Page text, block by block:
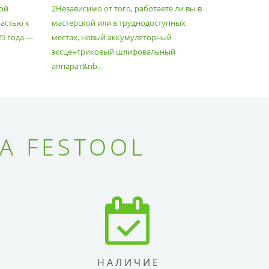
к
года —
2Независимо от того, работаете ли вы в
мастерской или в труднодоступных
местах, новый аккумуляторный
эксцентриковый шлифовальный
аппарат&nb..
НАЛИЧИЕ